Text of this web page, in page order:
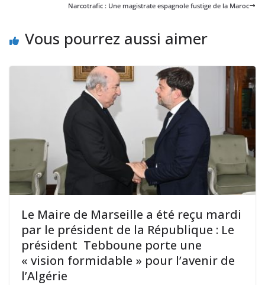
Narcotrafic : Une magistrate espagnole fustige de la Maroc
Vous pourrez aussi aimer
Le Maire de Marseille a été reçu mardi
par le président de la République : Le
président Tebboune porte une
« vision formidable » pour l’avenir de
l’Algérie